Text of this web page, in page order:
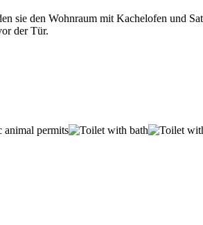
sie den Wohnraum mit Kachelofen und
der Tür.